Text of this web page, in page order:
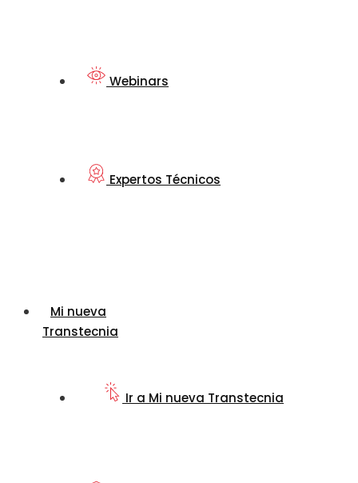
Webinars
Expertos Técnicos
Mi nueva
Transtecnia
Ir a Mi nueva Transtecnia